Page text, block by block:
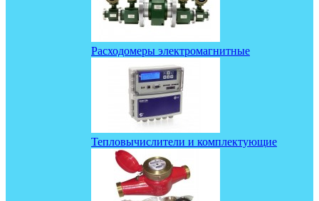
Расходомеры электромагнитные
Тепловычислители и комплектующие